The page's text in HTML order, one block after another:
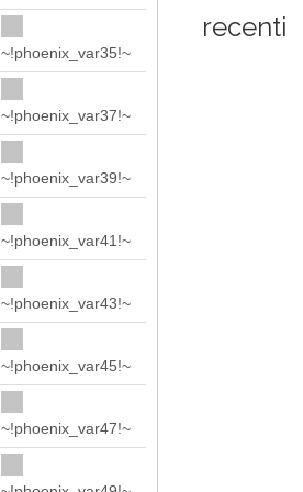
~!phoenix_var35!~
~!phoenix_var37!~
~!phoenix_var39!~
~!phoenix_var41!~
~!phoenix_var43!~
~!phoenix_var45!~
~!phoenix_var47!~
recenti